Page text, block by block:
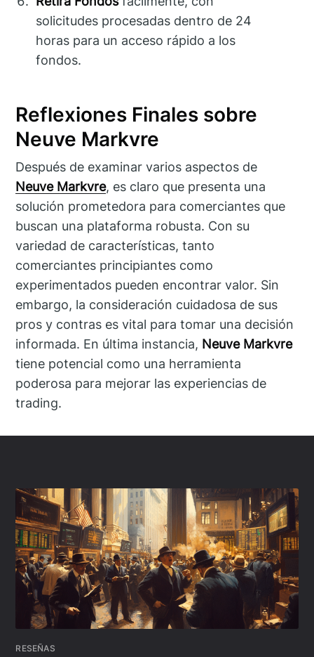
solicitudes procesadas dentro de 24
horas para un acceso rápido a los
fondos.
Reflexiones Finales sobre
Neuve Markvre
Después de examinar varios aspectos de
Neuve Markvre, es claro que presenta una
solución prometedora para comerciantes que
buscan una plataforma robusta. Con su
variedad de características, tanto
comerciantes principiantes como
experimentados pueden encontrar valor. Sin
embargo, la consideración cuidadosa de sus
pros y contras es vital para tomar una decisión
informada. En última instancia, Neuve Markvre
tiene potencial como una herramienta
poderosa para mejorar las experiencias de
trading.
RESEÑAS